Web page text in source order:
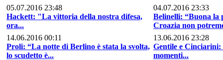
05.07.2016 23:48
Hackett: "La vittoria della nostra difesa,
ora...
04.07.2016 23:33
Belinelli: “Buona la
Croazia non
14.06.2016 00:11
Proli: “La notte di Berlino è stata la svolta,
lo scudetto è...
13.06.2016 23:28
Gentile e
momenti...